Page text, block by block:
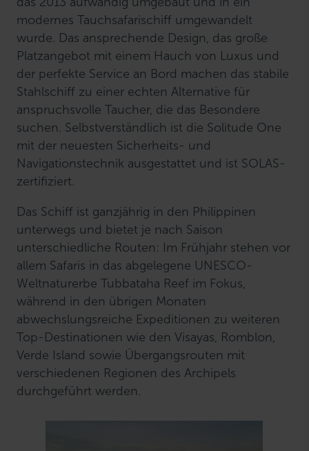
modernes Tauchsafarischiff umgewandelt
wurde. Das ansprechende Design, das große
Platzangebot mit einem Hauch von Luxus und
der perfekte Service an Bord machen das stabile
Stahlschiff zu einer echten Alternative für
anspruchsvolle Taucher, die das Besondere
suchen. Selbstverständlich ist die Solitude One
mit der neuesten Sicherheits- und
Navigationstechnik ausgestattet und ist SOLAS-
zertifiziert.
Das Schiff ist ganzjährig in den Philippinen
unterwegs und bietet je nach Saison
unterschiedliche Routen: Im Frühjahr stehen vor
allem Safaris in das abgelegene UNESCO-
Weltnaturerbe Tubbataha Reef im Fokus,
während in den übrigen Monaten
abwechslungsreiche Expeditionen zu weiteren
Top-Destinationen wie den Visayas, Romblon,
Verde Island sowie Übergangsrouten mit
verschiedenen Regionen des Archipels
durchgeführt werden.